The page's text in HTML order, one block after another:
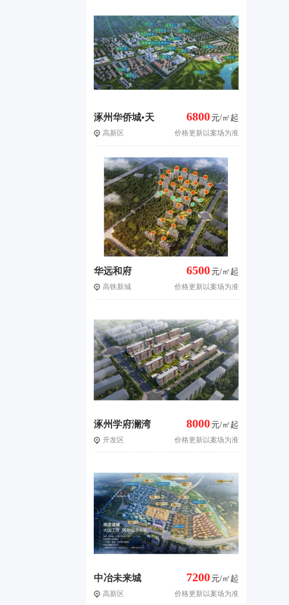
涿州华侨城•天
鹅堡
元/㎡起
6800
高新区 价格更新以案场为准
华远和府 元/㎡起
6500
高铁新城 价格更新以案场为准
涿州学府澜湾
三期
元/㎡起
8000
开发区 价格更新以案场为准
中冶未来城 元/㎡起
7200
高新区 价格更新以案场为准